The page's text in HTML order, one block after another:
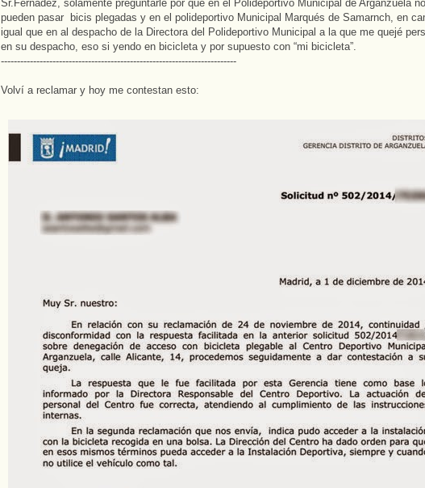
Sr.Fernádez, solamente preguntarle por qué en el Polideportivo Municipal de Arganzuela
pueden pasar bicis plegadas y en el polideportivo Municipal Marqués de Samarnch, en
igual que en al despacho de la Directora del Polideportivo Municipal a la que me quejé
en su despacho, eso si yendo en bicicleta y por supuesto con “mi bicicleta”.
-------------------------------------------------------------------------
Volví a reclamar y hoy me contestan esto: